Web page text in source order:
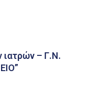
ιατρών – Γ.Ν.